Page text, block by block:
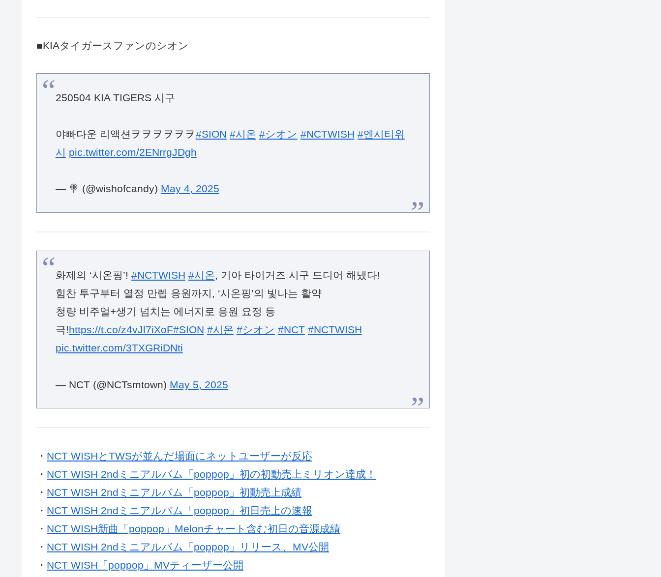
■KIAタイガースファンのシオン
화제의 ‘시온핑’!#NCTWISH #시온
, 기아 타이거즈 시구 드디어 해냈다!
힘찬 투구부터 열정 만렙 응원까지, ‘시온핑’의 빛나는 활약
청량 비주얼+생기 넘치는 에너지로 응원 요정 등
극!https://t.co/z4vJl7iXoF#SION
NCT WISHとTWSが並んだ場面にネットユーザーが反応
NCT WISH 2ndミニアルバム「poppop」初の初動売上ミリオン達成！
NCT WISH 2ndミニアルバム「poppop」初動売上成績
NCT WISH 2ndミニアルバム「poppop」初日売上の速報
NCT WISH新曲「poppop」Melonチャート含む初日の音源成績
NCT WISH 2ndミニアルバム「poppop」リリース、MV公開